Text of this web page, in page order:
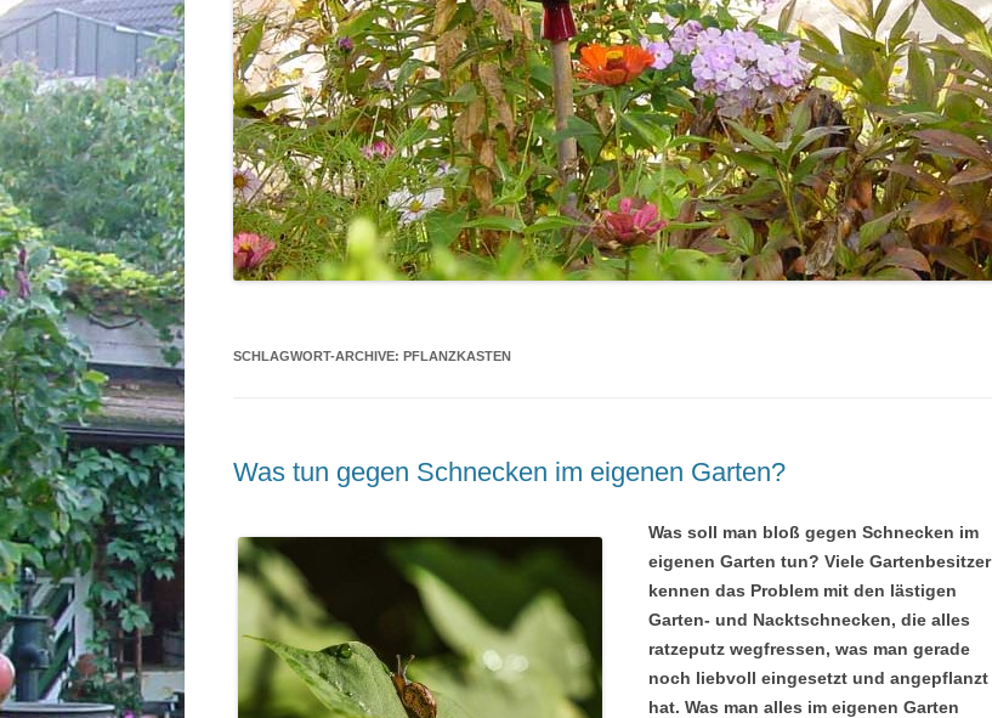
SCHLAGWORT-ARCHIVE: PFLANZKASTEN
Was tun gegen Schnecken im eigenen Garten?
Was soll man bloß gegen Schnecken im
eigenen Garten tun? Viele Gartenbesitzer
kennen das Problem mit den lästigen
Garten- und Nacktschnecken, die alles
ratzeputz wegfressen, was man gerade
noch liebvoll eingesetzt und angepflanzt
hat. Was man alles im eigenen Garten